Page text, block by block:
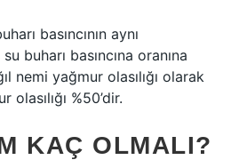
basıncının aynı
buharı basıncına oranına
nemi yağmur olasılığı olarak
%50’dir.
KAÇ OLMALI?